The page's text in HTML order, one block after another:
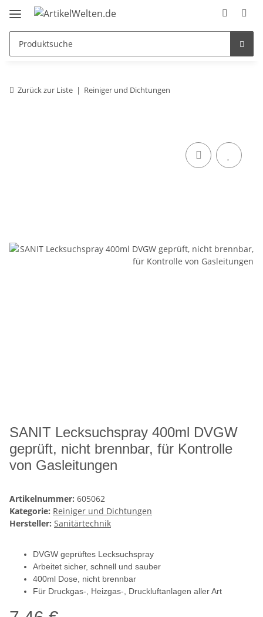
Zurück zur Liste Reiniger und Dichtungen
SANIT Lecksuchspray 400ml DVGW
geprüft, nicht brennbar, für Kontrolle
von Gasleitungen
Artikelnummer: 605062
Kategorie: Reiniger und Dichtungen
Hersteller: Sanitärtechnik
DVGW geprüftes Lecksuchspray
Arbeitet sicher, schnell und sauber
400ml Dose, nicht brennbar
Für Druckgas-, Heizgas-, Druckluftanlagen aller Art